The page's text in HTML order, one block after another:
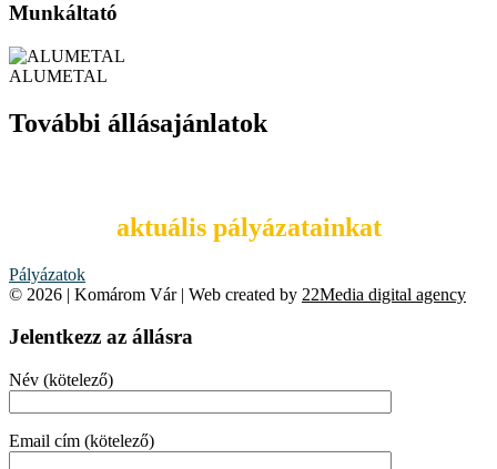
Munkáltató
ALUMETAL
További állásajánlatok
aktuális pályázatainkat
Pályázatok
© 2026 | Komárom Vár | Web created by 22Media digital agency
Jelentkezz az állásra
Név (kötelező)
Email cím (kötelező)